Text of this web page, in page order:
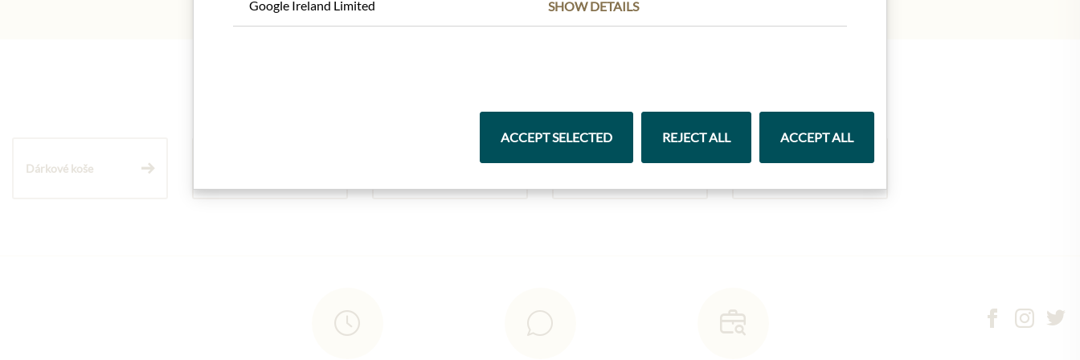
Dárkové koše
Google Ireland Limited
SHOW DETAILS
ACCEPT SELECTED REJECT ALL ACCEPT ALL